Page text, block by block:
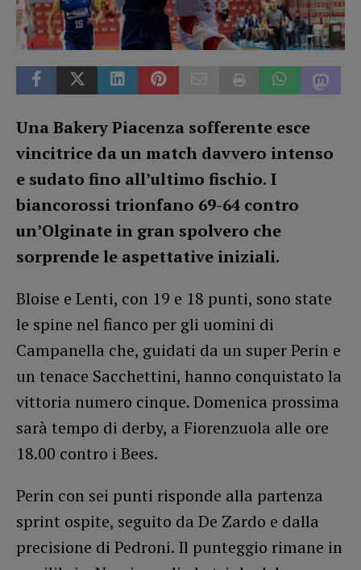
Una Bakery Piacenza sofferente esce
vincitrice da un match davvero intenso
e sudato fino all’ultimo fischio. I
biancorossi trionfano 69-64 contro
un’Olginate in gran spolvero che
sorprende le aspettative iniziali.
Bloise e Lenti, con 19 e 18 punti, sono state
le spine nel fianco per gli uomini di
Campanella che, guidati da un super Perin e
un tenace Sacchettini, hanno conquistato la
vittoria numero cinque. Domenica prossima
sarà tempo di derby, a Fiorenzuola alle ore
18.00 contro i Bees.
Perin con sei punti risponde alla partenza
sprint ospite, seguito da De Zardo e dalla
precisione di Pedroni. Il punteggio rimane in